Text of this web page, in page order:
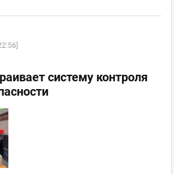
систему контроля